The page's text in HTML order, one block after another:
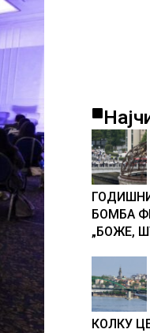
БОМБА
„БОЖЕ,
промени
КОЛКУ